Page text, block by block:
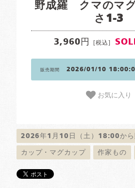
野成羅 クマのマ
さ1-3
3,960円 [税込]
販売期間 2026/01/10
お気に入り
2026年1月10日（土）18:00から
カップ・マグカップ 作家もの